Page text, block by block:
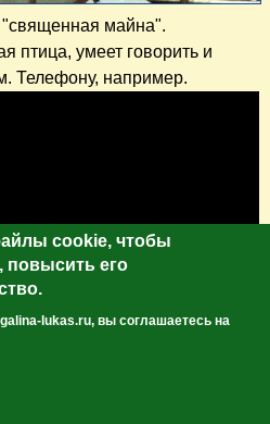
"священная майна".
птица, умеет говорить и
Телефону, например.
cookie, чтобы
повысить его
lukas.ru, вы соглашаетесь на